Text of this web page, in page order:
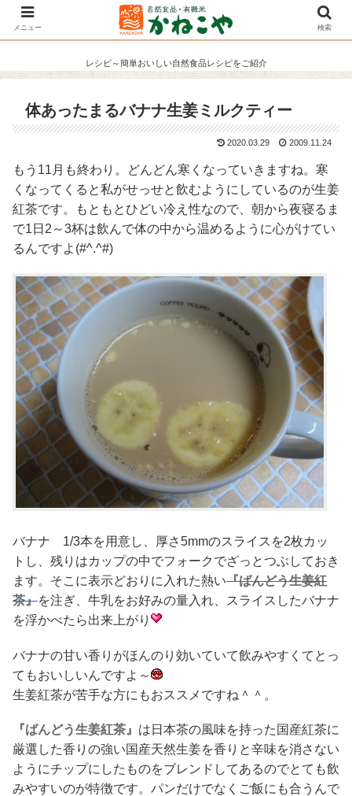
レシピ～簡単おいしい自然食品レシピをご紹介
体あったまるバナナ生姜ミルクティー
2020.03.29 2009.11.24
もう11月も終わり。どんどん寒くなっていきますね。寒
くなってくると私がせっせと飲むようにしているのが生姜
紅茶です。もともとひどい冷え性なので、朝から夜寝るま
で1日2～3杯は飲んで体の中から温めるように心がけてい
るんですよ(#^.^#)
バナナ 1/3本を用意し、厚さ5mmのスライスを2枚カッ
トし、残りはカップの中でフォークでざっとつぶしておき
ます。そこに表示どおりに入れた熱い『ばんどう生姜紅
茶』を注ぎ、牛乳をお好みの量入れ、スライスしたバナナ
を浮かべたら出来上がり
バナナの甘い香りがほんのり効いていて飲みやすくてとっ
てもおいしいんですよ～
生姜紅茶が苦手な方にもおススメですね＾＾。
『ばんどう生姜紅茶』 は日本茶の風味を持った国産紅茶に
厳選した香りの強い国産天然生姜を香りと辛味を消さない
ようにチップにしたものをブレンドしてあるのでとても飲
みやすいのが特徴です。パンだけでなくご飯にも合うんで
メニュー 検索